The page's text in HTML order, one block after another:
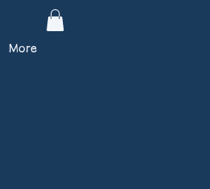
More